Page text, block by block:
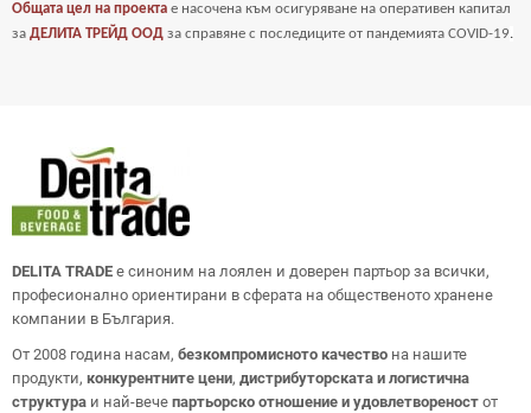
Общата цел на проекта е насочена към осигуряване на оперативен капитал
за ДЕЛИТА ТРЕЙД ООД за справяне с последиците от пандемията COVID-19.
DELITA TRADE е синоним на лоялен и доверен партьор за всички,
професионално ориентирани в сферата на общественото хранене
компании в България.
От 2008 година насам, безкомпромисното качество на нашите
продукти, конкурентните цени, дистрибуторската и логистична
структура и най-вече партьорско отношение и удовлетвореност от